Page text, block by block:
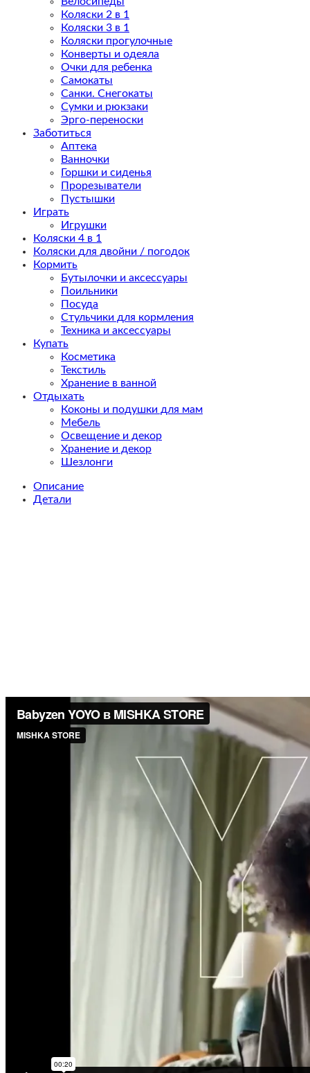
Коляски 2 в 1
Коляски 3 в 1
Коляски прогулочные
Конверты и одеяла
Очки для ребенка
Самокаты
Санки. Снегокаты
Сумки и рюкзаки
Эрго-переноски
Заботиться
Аптека
Ванночки
Горшки и сиденья
Прорезыватели
Пустышки
Играть
Игрушки
Коляски 4 в 1
Коляски для двойни / погодок
Кормить
Бутылочки и аксессуары
Поильники
Посуда
Стульчики для кормления
Техника и аксессуары
Купать
Косметика
Текстиль
Хранение в ванной
Отдыхать
Коконы и подушки для мам
Мебель
Освещение и декор
Хранение и декор
Шезлонги
Описание
Детали